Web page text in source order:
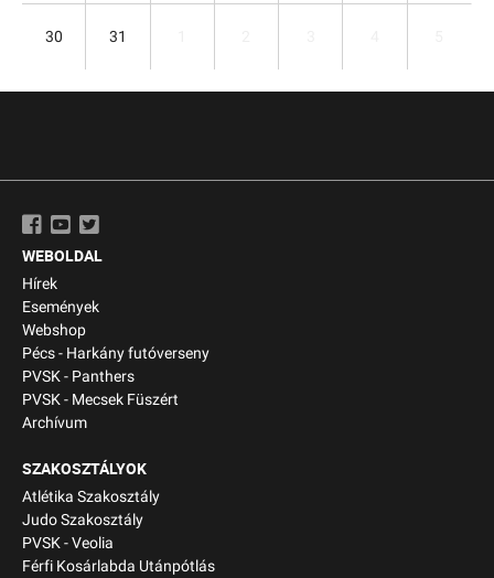
30 31
WEBOLDAL
Hírek
Események
Webshop
Pécs - Harkány futóverseny
PVSK - Panthers
PVSK - Mecsek Füszért
Archívum
SZAKOSZTÁLYOK
Atlétika Szakosztály
Judo Szakosztály
PVSK - Veolia
Férfi Kosárlabda Utánpótlás